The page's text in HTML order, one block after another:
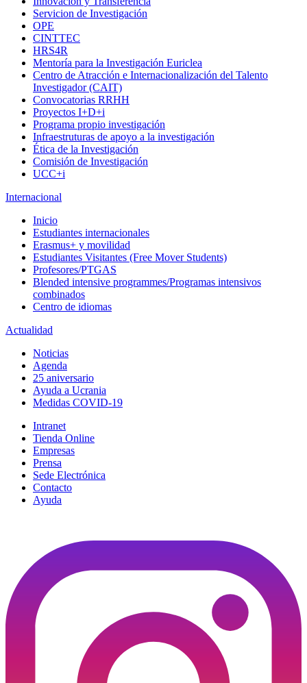
Servicion de Investigación
OPE
CINTTEC
HRS4R
Mentoría para la Investigación Euriclea
Centro de Atracción e Internacionalización del Talento
Investigador (CAIT)
Convocatorias RRHH
Proyectos I+D+i
Programa propio investigación
Infraestruturas de apoyo a la investigación
Ética de la Investigación
Comisión de Investigación
UCC+i
Internacional
Inicio
Estudiantes internacionales
Erasmus+ y movilidad
Estudiantes Visitantes (Free Mover Students)
Profesores/PTGAS
Blended intensive programmes/Programas intensivos
combinados
Centro de idiomas
Actualidad
Noticias
Agenda
25 aniversario
Ayuda a Ucrania
Medidas COVID-19
Intranet
Tienda Online
Empresas
Prensa
Sede Electrónica
Contacto
Ayuda